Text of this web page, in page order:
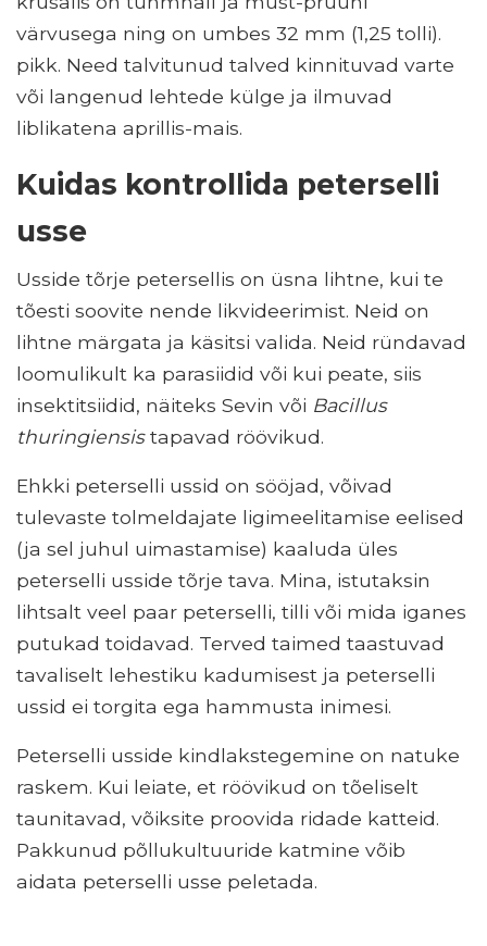
värvusega ning on umbes 32 mm (1,25 tolli).
pikk. Need talvitunud talved kinnituvad varte
või langenud lehtede külge ja ilmuvad
liblikatena aprillis-mais.
Kuidas kontrollida peterselli
usse
Usside tõrje petersellis on üsna lihtne, kui te
tõesti soovite nende likvideerimist. Neid on
lihtne märgata ja käsitsi valida. Neid ründavad
loomulikult ka parasiidid või kui peate, siis
insektitsiidid, näiteks Sevin või Bacillus
thuringiensistapavad röövikud.
Ehkki peterselli ussid on sööjad, võivad
tulevaste tolmeldajate ligimeelitamise eelised
(ja sel juhul uimastamise) kaaluda üles
peterselli usside tõrje tava. Mina, istutaksin
lihtsalt veel paar peterselli, tilli või mida iganes
putukad toidavad. Terved taimed taastuvad
tavaliselt lehestiku kadumisest ja peterselli
ussid ei torgita ega hammusta inimesi.
Peterselli usside kindlakstegemine on natuke
raskem. Kui leiate, et röövikud on tõeliselt
taunitavad, võiksite proovida ridade katteid.
Pakkunud põllukultuuride katmine võib
aidata peterselli usse peletada.